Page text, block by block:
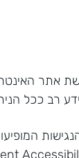
אתר
רב ככל